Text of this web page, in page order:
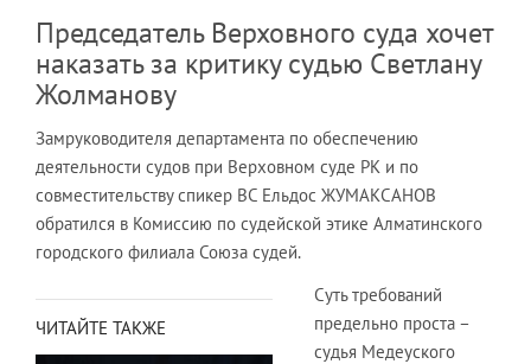
Председатель Верховного суда хочет
наказать за критику судью Светлану
Жолманову
Замруководителя департамента по обеспечению
деятельности судов при Верховном суде РК и по
совместительству спикер ВС Ельдос ЖУМАКСАНОВ
обратился в Комиссию по судейской этике Алматинского
городского филиала Союза судей.
ЧИТАЙТЕ ТАКЖЕ
Суть требований
предельно проста –
судья Медеуского